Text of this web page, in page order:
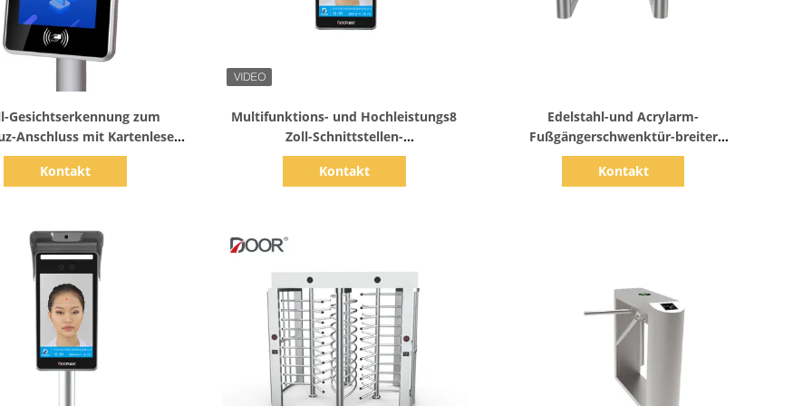
Gesichtserkennung zum
Anschluss mit Kartenleser-
Office Access-Steuerung
Kontakt
Multifunktions- und Hochleistungs8
Zoll-Schnittstellen-
Gesichtserkennungs-System
Kontakt
Edelstahl-und Acrylarm-
Fußgängerschwenktür-breiter
Durchgang 1200mm verfügbar
Kontakt